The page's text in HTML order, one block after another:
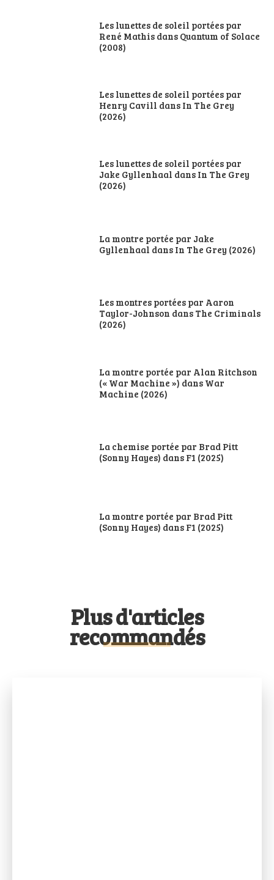
Les lunettes de soleil portées par
René Mathis dans Quantum of Solace
(2008)
Les lunettes de soleil portées par
Henry Cavill dans In The Grey
(2026)
Les lunettes de soleil portées par
Jake Gyllenhaal dans In The Grey
(2026)
La montre portée par Jake
Gyllenhaal dans In The Grey (2026)
Les montres portées par Aaron
Taylor-Johnson dans The Criminals
(2026)
La montre portée par Alan Ritchson
(« War Machine ») dans War
Machine (2026)
La chemise portée par Brad Pitt
(Sonny Hayes) dans F1 (2025)
La montre portée par Brad Pitt
(Sonny Hayes) dans F1 (2025)
Plus d'articles
recommandés